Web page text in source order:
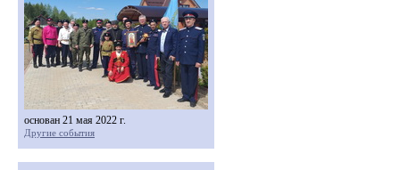
основан 21 мая 2022 г.
Другие события